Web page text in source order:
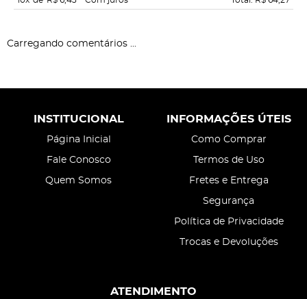
Carregando comentários ...
INSTITUCIONAL
Página Inicial
Fale Conosco
Quem Somos
INFORMAÇÕES ÚTEIS
Como Comprar
Termos de Uso
Fretes e Entrega
Segurança
Política de Privacidade
Trocas e Devoluções
ATENDIMENTO